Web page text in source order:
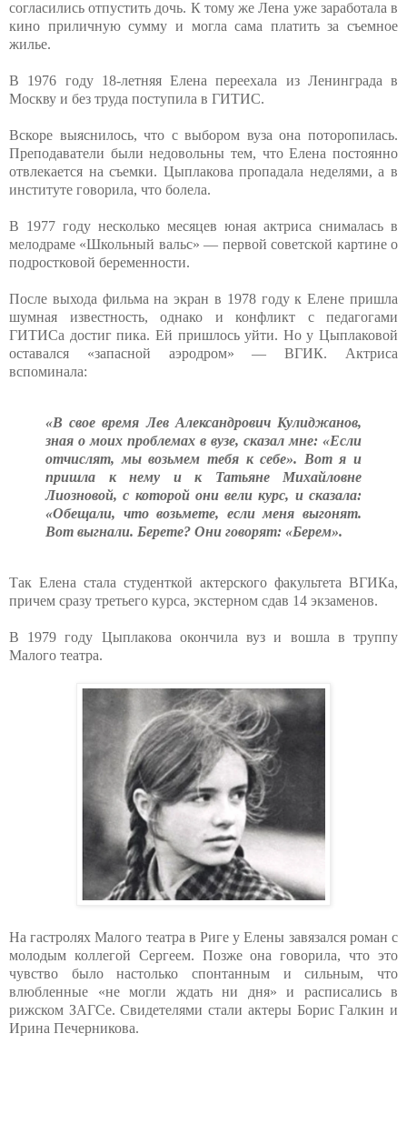
согласились отпустить дочь. К тому же Лена уже заработала в
кино приличную сумму и могла сама платить за съемное
жилье.
В 1976 году 18-летняя Елена переехала из Ленинграда в
Москву и без труда поступила в ГИТИС.
Вскоре выяснилось, что с выбором вуза она поторопилась.
Преподаватели были недовольны тем, что Елена постоянно
отвлекается на съемки. Цыплакова пропадала неделями, а в
институте говорила, что болела.
В 1977 году несколько месяцев юная актриса снималась в
мелодраме «Школьный вальс» — первой советской картине о
подростковой беременности.
После выхода фильма на экран в 1978 году к Елене пришла
шумная известность, однако и конфликт с педагогами
ГИТИСа достиг пика. Ей пришлось уйти. Но у Цыплаковой
оставался «запасной аэродром» — ВГИК. Актриса
вспоминала:
«В свое время Лев Александрович Кулиджанов,
зная о моих проблемах в вузе, сказал мне: «Если
отчислят, мы возьмем тебя к себе». Вот я и
пришла к нему и к Татьяне Михайловне
Лиозновой, с которой они вели курс, и сказала:
«Обещали, что возьмете, если меня выгонят.
Вот выгнали. Берете? Они говорят: «Берем».
Так Елена стала студенткой актерского факультета ВГИКа,
причем сразу третьего курса, экстерном сдав 14 экзаменов.
В 1979 году Цыплакова окончила вуз и вошла в труппу
Малого театра.
На гастролях Малого театра в Риге у Елены завязался роман с
молодым коллегой Сергеем. Позже она говорила, что это
чувство было настолько спонтанным и сильным, что
влюбленные «не могли ждать ни дня» и расписались в
рижском ЗАГСе. Свидетелями стали актеры Борис Галкин и
Ирина Печерникова.